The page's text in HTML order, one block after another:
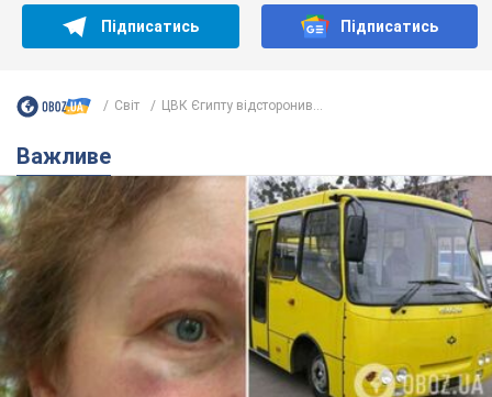
Підписатись Підписатись
Світ ЦВК Єгипту відсторонив...
Важливе